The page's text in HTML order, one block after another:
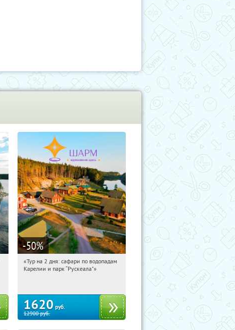
-50%
15:31:15 Купили:
«Тур на 2 дня: сафари по водопадам
Карелии и парк “Рускеала"»
1620 руб.
12900руб.